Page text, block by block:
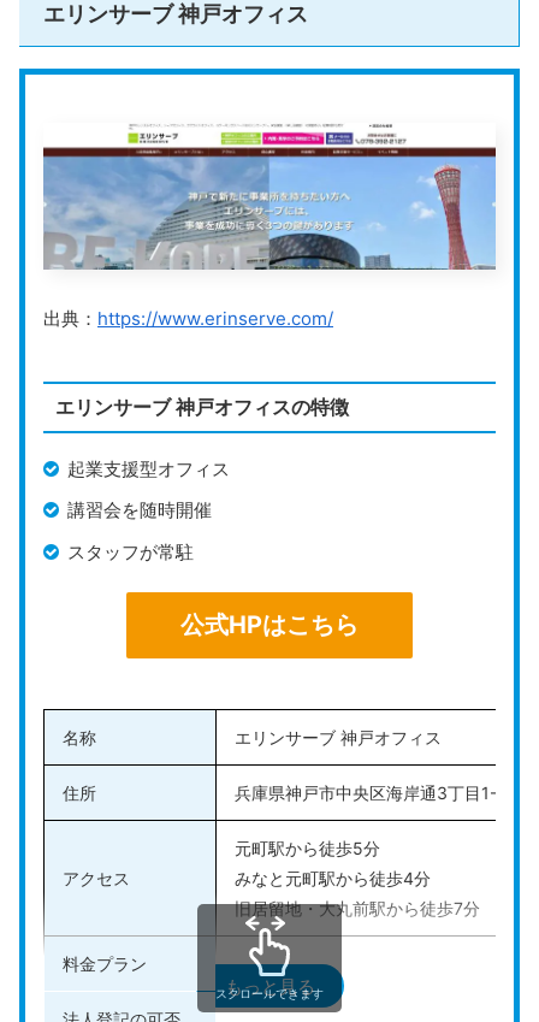
その他のサービス 会議室あり、常駐スタッフの有無、郵
公式HP https://rokkolink.com/
ROKKO LINKは、高い天井がある剣道場をリノベーショ
ンしたコワーキングスペース、レンタルオフィス、バー
チャルオフィスです。
バーチャルオフィス利用者は、平日の受付窓口営業日に
されています。広々とした空間を活かした快適なスペー
でしょう。
金なしで利用できます。提携拠点が全国に9拠点あり、
出張先でもオフィス代わりとして使えるので便利です。
フォンブースの利用がプランに含まれているため、取引
先とのWEB会議や電話の際にも安心して利用できま
公式HPはこちら
エリンサーブ 神戸オフィス
出典： https://www.erinserve.com/
エリンサーブ 神戸オフィスの特徴
起業支援型オフィス
講習会を随時開催
スタッフが常駐
公式HPはこちら
名称 エリンサーブ 神戸オフィス
住所 兵庫県神戸市中央区海岸通3丁目1-1
アクセス
元町駅から徒歩5分
みなと元町駅から徒歩4分
旧居留地・大丸前駅から徒歩7分
料金プラン 契約手数料6,600円、保証金33,000円
スクロールできます
もっと見る